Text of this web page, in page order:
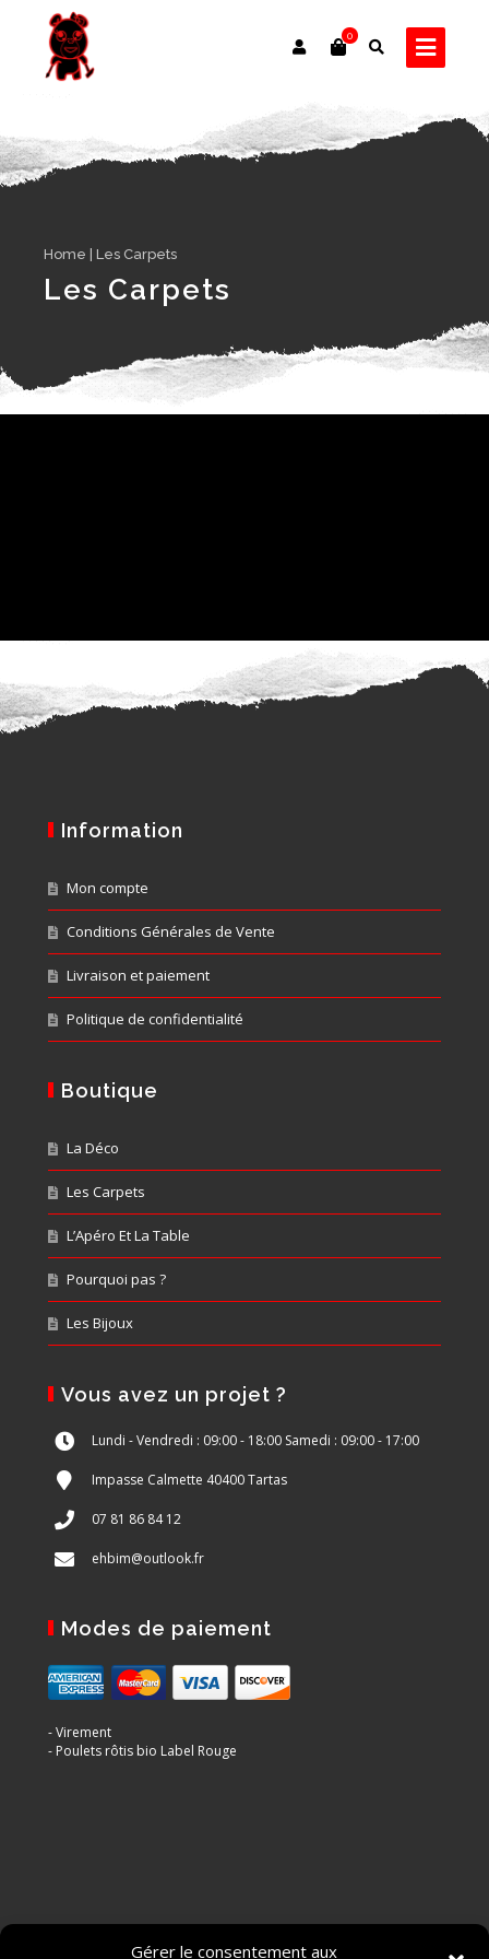
Gérer le consentement aux
0
Home Les Carpets
Les Carpets
Information
Mon compte
Conditions Générales de Vente
Livraison et paiement
Politique de confidentialité
Boutique
La Déco
Les Carpets
L’Apéro Et La Table
Pourquoi pas ?
Les Bijoux
Vous avez un projet ?
Lundi - Vendredi : 09:00 - 18:00 Samedi : 09:00 - 17:00
Impasse Calmette 40400 Tartas
07 81 86 84 12
ehbim@outlook.fr
Modes de paiement
- Virement
- Poulets rôtis bio Label Rouge